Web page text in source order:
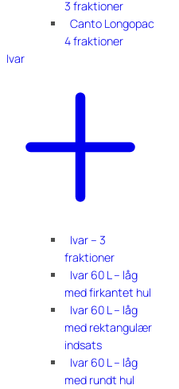
3 fraktioner
Canto Longopac
4 fraktioner
Ivar
Ivar – 3
fraktioner
Ivar 60 L – låg
med firkantet hul
Ivar 60 L – låg
med rektangulær
indsats
Ivar 60 L – låg
med rundt hul